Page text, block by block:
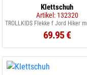
Klettschuh
Artikel: 132320
69.95 €